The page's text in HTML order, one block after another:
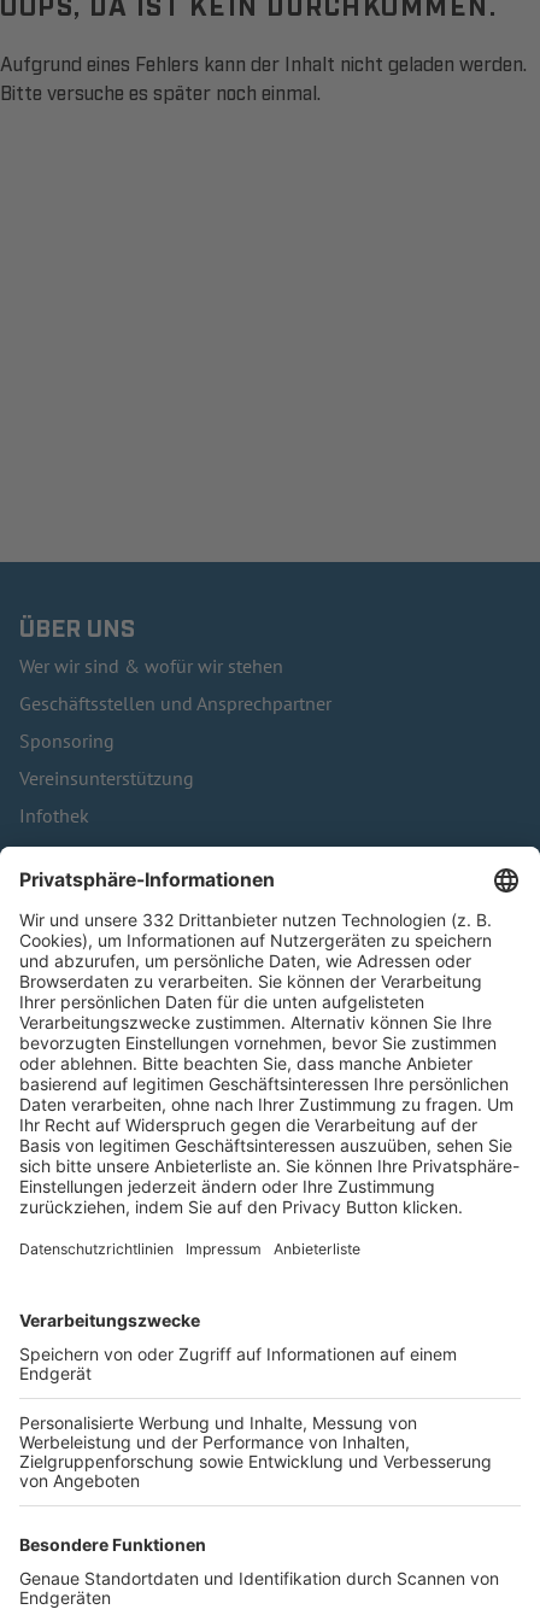
Aufgrund eines Fehlers kann der Inhalt nicht geladen werden.
Bitte versuche es später noch einmal.
ÜBER UNS
Wer wir sind & wofür wir stehen
Geschäftsstellen und Ansprechpartner
Sponsoring
Vereinsunterstützung
Infothek
Kontakt
HÄUFIG BESUCHTE SEITEN
Pässe und Vereinswechsel
Trainerausbildung
Schulungsangebot Vereinsmitarbeiter
BFV-Geschäftsstellen
Trainerbörse
Login SpielPlus
FOLGE DEM BFV
TOP-VEREINE
TOP-PARTNER